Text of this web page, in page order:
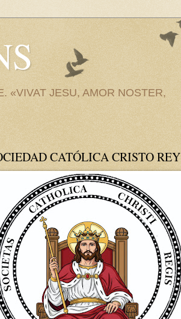
«VIVAT JESU, AMOR NOSTER,
CATÓLICA CRISTO REY